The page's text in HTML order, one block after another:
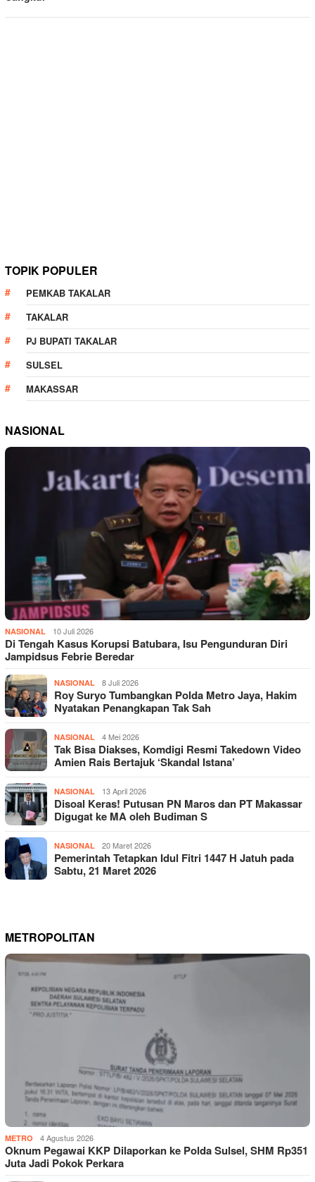
TOPIK POPULER
PEMKAB TAKALAR
TAKALAR
PJ BUPATI TAKALAR
SULSEL
MAKASSAR
NASIONAL
NASIONAL 10 Juli 2026
Di Tengah Kasus Korupsi Batubara, Isu Pengunduran Diri
Jampidsus Febrie Beredar
NASIONAL 8 Juli 2026
Roy Suryo Tumbangkan Polda Metro Jaya, Hakim
Nyatakan Penangkapan Tak Sah
NASIONAL 4 Mei 2026
Tak Bisa Diakses, Komdigi Resmi Takedown Video
Amien Rais Bertajuk ‘Skandal Istana’
NASIONAL 13 April 2026
Disoal Keras! Putusan PN Maros dan PT Makassar
Digugat ke MA oleh Budiman S
NASIONAL 20 Maret 2026
Pemerintah Tetapkan Idul Fitri 1447 H Jatuh pada
Sabtu, 21 Maret 2026
METROPOLITAN
METRO 4 Agustus 2026
Oknum Pegawai KKP Dilaporkan ke Polda Sulsel, SHM Rp351
Juta Jadi Pokok Perkara